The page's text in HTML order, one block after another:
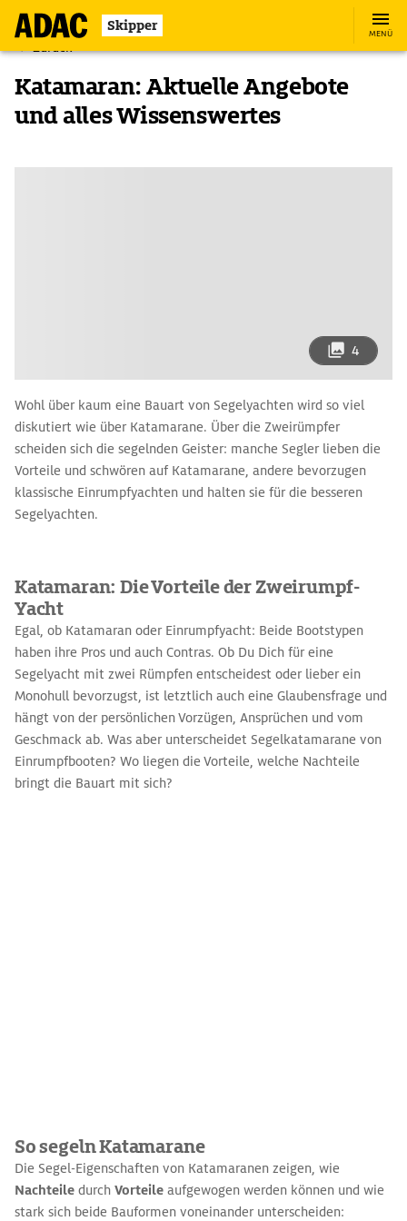
Skipper MENÜ
Zurück
Katamaran: Aktuelle Angebote
und alles Wissenswertes
4
Wohl über kaum eine Bauart von Segelyachten wird so viel
diskutiert wie über Katamarane. Über die Zweirümpfer
scheiden sich die segelnden Geister: manche Segler lieben die
Vorteile und schwören auf Katamarane, andere bevorzugen
klassische Einrumpfyachten und halten sie für die besseren
Segelyachten.
Katamaran: Die Vorteile der Zweirumpf-
Yacht
Egal, ob Katamaran oder Einrumpfyacht: Beide Bootstypen
haben ihre Pros und auch Contras. Ob Du Dich für eine
Segelyacht mit zwei Rümpfen entscheidest oder lieber ein
Monohull bevorzugst, ist letztlich auch eine Glaubensfrage und
hängt von der persönlichen Vorzügen, Ansprüchen und vom
Geschmack ab. Was aber unterscheidet Segelkatamarane von
Einrumpfbooten? Wo liegen die Vorteile, welche Nachteile
bringt die Bauart mit sich?
So segeln Katamarane
Die Segel-Eigenschaften von Katamaranen zeigen, wie
Nachteile durch Vorteile aufgewogen werden können und wie
stark sich beide Bauformen voneinander unterscheiden: